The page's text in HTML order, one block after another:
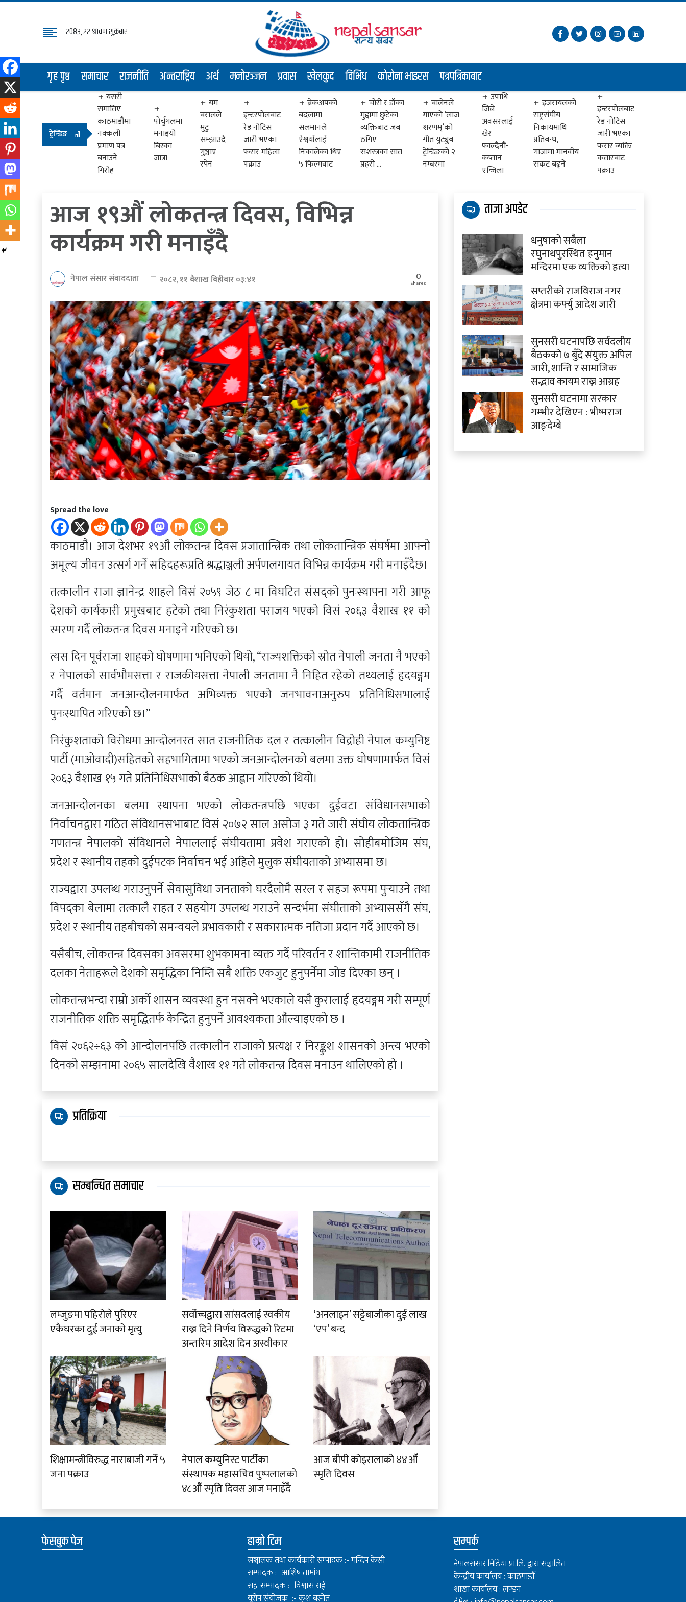
२०८३, २२ श्रावण शुक्रबार
गृह पृष्ठ समाचार राजनीति अन्तराष्ट्रिय अर्थ मनोरञ्जन प्रवास खेलकुद विभिध कोरोना भाइरस पत्रपत्रिकाबाट
पृष्ठ
समाचार
राजनीति
अन्तराष्ट्रिय
अर्थ
मनोरञ्जन
पत्रपत्रिकाबाट
ट्रेन्डिङ
यसरी
समातिए
काठमाडौंमा
नक्कली
प्रमाण पत्र
बनाउने
गिरोह
पोर्चुगलमा
मनाइयो
बिस्का
जात्रा
यम
बरालले
मुटु
सम्झाउदै
गुञ्जाए
स्पेन
इन्टरपोलबाट
रेड नोटिस
जारी भएका
फरार महिला
पक्राउ
ब्रेकअपकाे
बदलामा
सलमानले
ऐश्वर्यालाई
निकालेका थिए
५ फिल्मवाट
चोरी र डाँका
मुद्दामा छुटेका
व्यक्तिबाट जब
ठगिए
सशस्त्रका सात
प्रहरी …
बालेनले
गाएकाे ‘लाज
शरणम्’को
गीत युट्युब
ट्रेन्डिङको २
नम्बरमा
उपाधि
जित्ने
अवसरलाई
खेर
फाल्दैनौं-
कप्तान
एन्जिला
इजरायलको
राष्ट्रसंघीय
निकायमाथि
प्रतिबन्ध,
गाजामा मानवीय
संकट बढ्ने
इन्टरपोलबाट
रेड नोटिस
जारी भएका
फरार व्यक्ति
कतारबाट
पक्राउ
आज १९औं लोकतन्त्र दिवस, विभिन्न
कार्यक्रम गरी मनाइँदै
नेपाल संसार संवाददाता २०८२, ११ बैशाख बिहीबार ०३:४१ 0
Shares
Spread the love
काठमाडौं। आज देशभर १९औं लोकतन्त्र दिवस प्रजातान्त्रिक तथा लोकतान्त्रिक संघर्षमा आफ्नो
अमूल्य जीवन उत्सर्ग गर्ने सहिदहरूप्रति श्रद्धाञ्जली अर्पणलगायत विभिन्न कार्यक्रम गरी मनाइँदैछ।
तत्कालीन राजा ज्ञानेन्द्र शाहले विसं २०५९ जेठ ८ मा विघटित संसद्को पुनःस्थापना गरी आफू
देशको कार्यकारी प्रमुखबाट हटेको तथा निरंकुशता पराजय भएको विसं २०६३ वैशाख ११ को
स्मरण गर्दै लोकतन्त्र दिवस मनाइने गरिएको छ।
त्यस दिन पूर्वराजा शाहको घोषणामा भनिएको थियो, “राज्यशक्तिको स्रोत नेपाली जनता नै भएको
र नेपालको सार्वभौमसत्ता र राजकीयसत्ता नेपाली जनतामा नै निहित रहेको तथ्यलाई हृदयङ्गम
गर्दै वर्तमान जनआन्दोलनमार्फत अभिव्यक्त भएको जनभावनाअनुरुप प्रतिनिधिसभालाई
पुनःस्थापित गरिएको छ।”
निरंकुशताको विरोधमा आन्दोलनरत सात राजनीतिक दल र तत्कालीन विद्रोही नेपाल कम्युनिष्ट
पार्टी (माओवादी)सहितको सहभागितामा भएको जनआन्दोलनको बलमा उक्त घोषणामार्फत विसं
२०६३ वैशाख १५ गते प्रतिनिधिसभाको बैठक आह्वान गरिएको थियो।
जनआन्दोलनका बलमा स्थापना भएको लोकतन्त्रपछि भएका दुईवटा संविधानसभाको
निर्वाचनद्वारा गठित संविधानसभाबाट विसं २०७२ साल असोज ३ गते जारी संघीय लोकतान्त्रिक
गणतन्त्र नेपालको संविधानले नेपाललाई संघीयतामा प्रवेश गराएको हो। सोहीबमोजिम संघ,
प्रदेश र स्थानीय तहको दुईपटक निर्वाचन भई अहिले मुलुक संघीयताको अभ्यासमा छ।
राज्यद्वारा उपलब्ध गराउनुपर्ने सेवासुविधा जनताको घरदैलोमै सरल र सहज रूपमा पुर्‍याउने तथा
विपद्का बेलामा तत्कालै राहत र सहयोग उपलब्ध गराउने सन्दर्भमा संघीताको अभ्याससँगै संघ,
प्रदेश र स्थानीय तहबीचको समन्वयले प्रभावकारी र सकारात्मक नतिजा प्रदान गर्दै आएको छ।
यसैबीच, लोकतन्त्र दिवसका अवसरमा शुभकामना व्यक्त गर्दै परिवर्तन र शान्तिकामी राजनीतिक
दलका नेताहरूले देशको समृद्धिका निम्ति सबै शक्ति एकजुट हुनुपर्नेमा जोड दिएका छन् ।
लोकतन्त्रभन्दा राम्रो अर्को शासन व्यवस्था हुन नसक्ने भएकाले यसै कुरालाई हृदयङ्गम गरी सम्पूर्ण
राजनीतिक शक्ति समृद्धितर्फ केन्द्रित हुनुपर्ने आवश्यकता औँल्याइएको छ ।
विसं २०६२÷६३ को आन्दोलनपछि तत्कालीन राजाको प्रत्यक्ष र निरङ्कुश शासनको अन्त्य भएको
दिनको सम्झनामा २०६५ सालदेखि वैशाख ११ गते लोकतन्त्र दिवस मनाउन थालिएको हो ।
प्रतिक्रिया
सम्बन्धित समाचार
लम्जुङमा पहिरोले पुरिएर
एकैघरका दुई जनाको मृत्यु
सर्वोच्चद्वारा सांसदलाई स्वकीय
राख्न दिने निर्णय विरूद्धको रिटमा
अन्तरिम आदेश दिन अस्वीकार
‘अनलाइन’ सट्टेबाजीका दुई लाख
‘एप’ बन्द
शिक्षामन्त्रीविरुद्ध नाराबाजी गर्ने ५
जना पक्राउ
नेपाल कम्युनिस्ट पार्टीका
संस्थापक महासचिव पुष्पलालको
४८औं स्मृति दिवस आज मनाइँदै
आज बीपी कोइरालाको ४४औँ
स्मृति दिवस
ताजा अपडेट
धनुषाको सबैला
रघुनाथपुरस्थित हनुमान
मन्दिरमा एक व्यक्तिको हत्या
सप्तरीको राजविराज नगर
क्षेत्रमा कर्फ्यु आदेश जारी
सुनसरी घटनापछि सर्वदलीय
बैठकको ७ बुँदे संयुक्त अपिल
जारी, शान्ति र सामाजिक
सद्भाव कायम राख्न आग्रह
सुनसरी घटनामा सरकार
गम्भीर देखिएन : भीष्मराज
आङ्देम्बे
फेसबुक पेज हाम्रो टिम
सञ्चालक तथा कार्यकारी सम्पादक :- मन्दिप केसी
सम्पादक :- आशिष तामांग
सह-सम्पादक :- विश्वास राई
यूरोप संयोजक :- कुश बस्नेत
सम्पर्क
नेपालसंसार मिडिया प्रा.लि. द्वारा सञ्चालित
केन्द्रीय कार्यालय : काठमाडौँ
शाखा कार्यालय : लण्डन